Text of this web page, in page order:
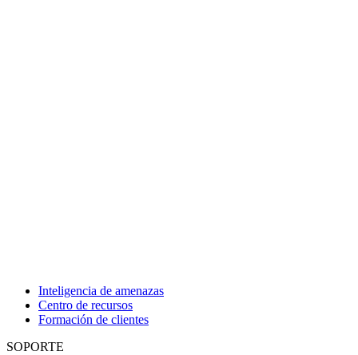
Inteligencia de amenazas
Centro de recursos
Formación de clientes
SOPORTE